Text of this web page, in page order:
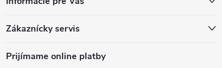
Zákaznícky servis
Prijímame online platby